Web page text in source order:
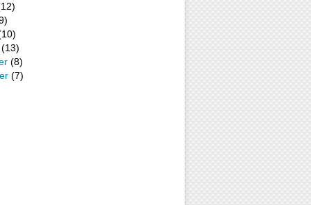
(13)
(8)
(7)